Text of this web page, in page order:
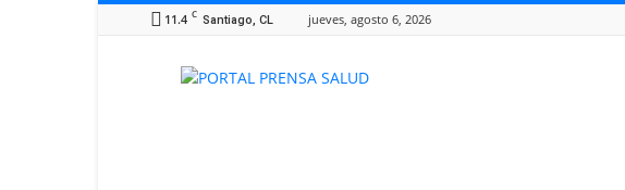
11.4 C Santiago, CL jueves, agosto 6, 2026
Portal